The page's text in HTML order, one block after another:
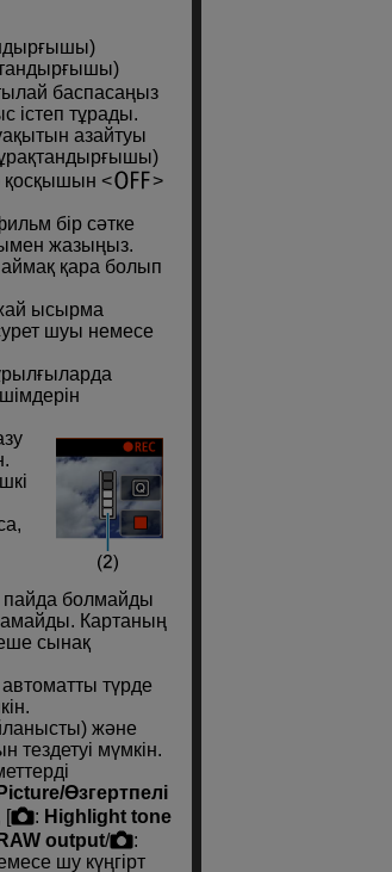
баспасаңыз
істеп тұрады.
азайтуы
қосқышын
бір сәтке
жазыңыз.
қара болып
ысырма
шуы немесе
пайда болмайды
Картаның
сынақ
түрде
және
тездетуі мүмкін.
Өзгертпелі
[ : Highlight tone
output/
:
шу күңгірт